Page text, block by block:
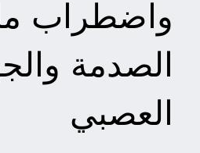
واضطراب
الصدمة
العصبي